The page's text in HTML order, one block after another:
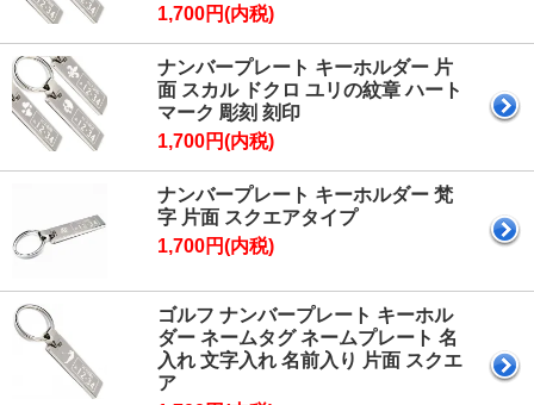
1,700円(内税)
ナンバープレート キーホルダー 片
面 スカル ドクロ ユリの紋章 ハート
マーク 彫刻 刻印
1,700円(内税)
ナンバープレート キーホルダー 梵
字 片面 スクエアタイプ
1,700円(内税)
ゴルフ ナンバープレート キーホル
ダー ネームタグ ネームプレート 名
入れ 文字入れ 名前入り 片面 スクエ
ア